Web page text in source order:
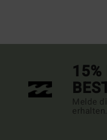
Melde
erhalten.